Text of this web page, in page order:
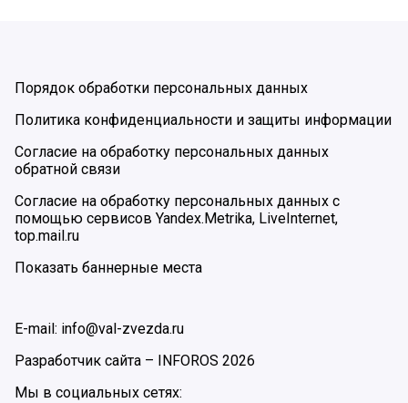
Порядок обработки персональных данных
Политика конфиденциальности и защиты информации
Согласие на обработку персональных данных
обратной связи
Согласие на обработку персональных данных с
помощью сервисов Yandex.Metrika, LiveInternet,
top.mail.ru
Показать баннерные места
E-mail: info@val-zvezda.ru
Разработчик сайта –
INFOROS 2026
Мы в социальных сетях: